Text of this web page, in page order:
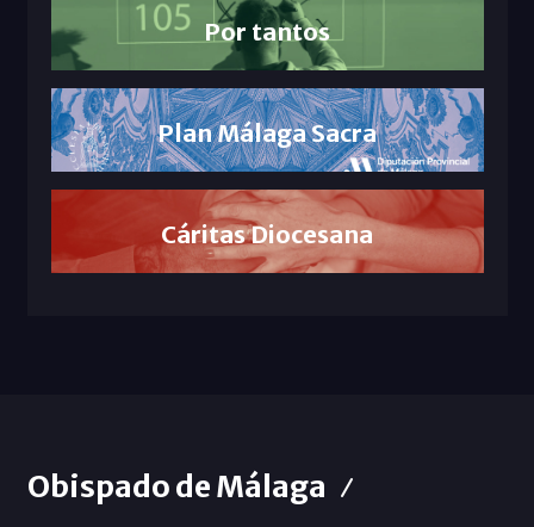
Por tantos
Plan Málaga Sacra
Cáritas Diocesana
Obispado de Málaga